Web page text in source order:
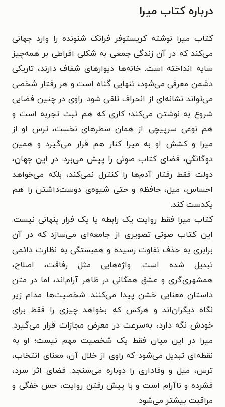
درباره کتاب میرا
کتاب میرا نوشته کریستوفر فرانک شنونده را وارد جهانی
می‌کند که در آن زندگی جمعی به شکلی افراطی بر همه‌چیز
سایه انداخته است. خانه‌ها دیوارهای شفاف دارند، تاریکی
دشمن معرفی می‌شود، تنهایی گناه است و هر رفتار شخصی
می‌تواند نشانه‌ای از انحراف تلقی شود. راوی در چنین فضایی
شروع به نوشتن می‌کند؛ کاری که هم ثبت تجربه است و
هم نوعی سرپیچی. از همان سطرهای نخست، ترس او از
میرا و کشش او به میرا کنار هم قرار می‌گیرد و همین
دوگانگی، فضای کتاب صوتی را پیش می‌برد. در این جهان،
دولت فقط رفتار آدم‌ها را کنترل نمی‌کند، بلکه می‌خواهد
احساس، میل، حافظه و حتی شیوه‌ی دوست‌داشتن را هم
یکدست کند.
کتاب میرا فقط روایت یک رابطه یا یک فرار پنهانی نیست.
این کتاب صوتی تصویری از جامعه‌ای می‌سازد که در آن
برابری به حذف تفاوت رسیده و همبستگی به نظارت دائمی
تبدیل شده است. واژه‌هایی مثل رفاقت، اصلاح،
همشهری‌گری و عشق همگانی در ظاهر آرام‌اند، اما در متن
داستان معنایی خشن پیدا می‌کنند. شخصیت‌ها مدام زیر
نگاه دیگران‌اند و هرکس که بخواهد چیزی را فقط برای
خودش نگه دارد، به‌سرعت در معرض مجازات قرار می‌گیرد.
میرا در این میان فقط یک شخصیت مهم نیست؛ او به
نقطه‌ای تبدیل می‌شود که راوی از خلال آن، معنای انتخاب،
ترس، میل و وفاداری را دوباره می‌سنجد. فضای اثر سرد،
فشرده و ناآرام است و با پیش رفتن روایت، حس خفگی و
مراقبت بیشتر می‌شود.